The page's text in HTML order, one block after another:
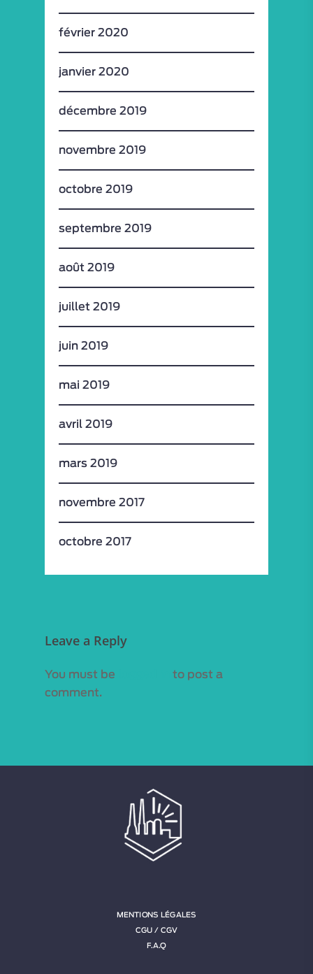
février 2020
janvier 2020
décembre 2019
novembre 2019
octobre 2019
septembre 2019
août 2019
juillet 2019
juin 2019
mai 2019
avril 2019
mars 2019
novembre 2017
octobre 2017
Leave a Reply
You must be
to post a
comment.
MENTIONS LÉGALES
CGU / CGV
F.A.Q